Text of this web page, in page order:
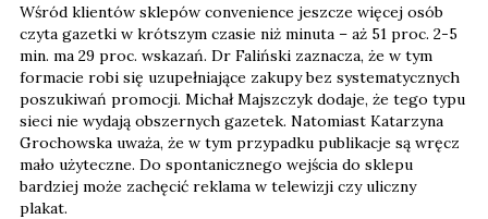
Wśród klientów sklepów convenience jeszcze więcej osób
czyta gazetki w krótszym czasie niż minuta – aż 51 proc. 2-5
min. ma 29 proc. wskazań. Dr Faliński zaznacza, że w tym
formacie robi się uzupełniające zakupy bez systematycznych
poszukiwań promocji. Michał Majszczyk dodaje, że tego typu
sieci nie wydają obszernych gazetek. Natomiast Katarzyna
Grochowska uważa, że w tym przypadku publikacje są wręcz
mało użyteczne. Do spontanicznego wejścia do sklepu
bardziej może zachęcić reklama w telewizji czy uliczny
plakat.